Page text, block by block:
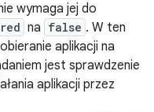
wymaga jej do
na false . W ten
aplikacji na
jest sprawdzenie
aplikacji przez